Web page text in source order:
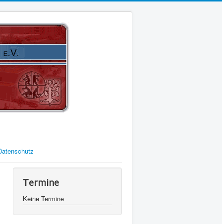
Termine
Keine Termine